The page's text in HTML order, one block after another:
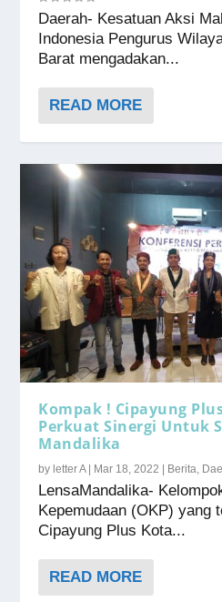
Daerah- Kesatuan Aksi
Indonesia Pengurus
Barat mengadakan...
READ MORE
Kompak ! Cipayung
Perkuat Sinergi Untuk
Mandalika
byletter A| Mar 18, 2022 | Berita
LensaMandalika-
Kepemudaan (OKP) yang
Cipayung Plus Kota...
READ MORE